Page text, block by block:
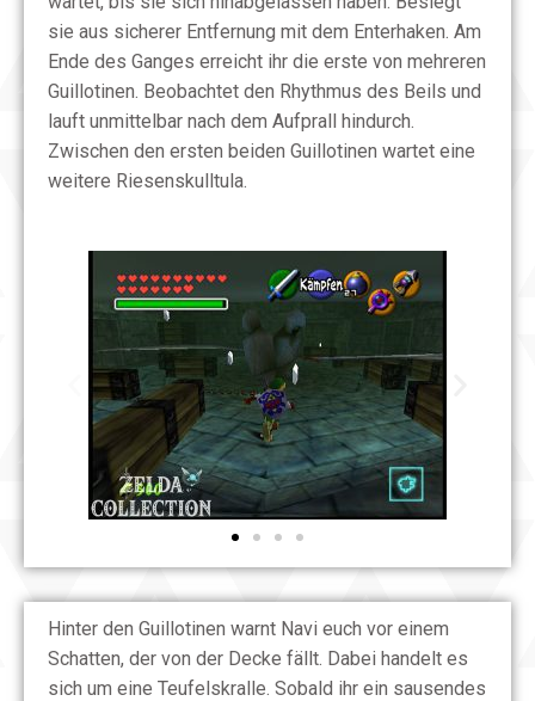
sie aus sicherer Entfernung mit dem Enterhaken. Am
Ende des Ganges erreicht ihr die erste von mehreren
Guillotinen. Beobachtet den Rhythmus des Beils und
lauft unmittelbar nach dem Aufprall hindurch.
Zwischen den ersten beiden Guillotinen wartet eine
weitere Riesenskulltula.
Hinter den Guillotinen warnt Navi euch vor einem
Schatten, der von der Decke fällt. Dabei handelt es
sich um eine Teufelskralle. Sobald ihr ein sausendes